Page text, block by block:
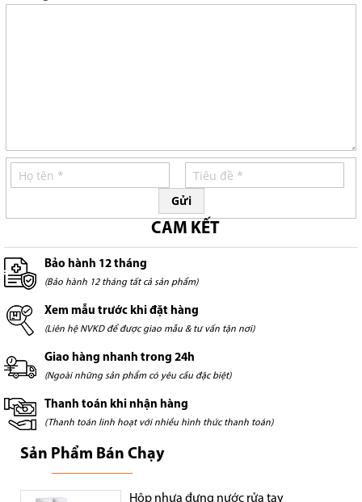
Gửi
CAM KẾT
Bảo hành 12 tháng
(Bảo hành 12 tháng tất cả sản phẩm)
Xem mẫu trước khi đặt hàng
(Liên hệ NVKD để được giao mẫu & tư vấn tận nơi)
Giao hàng nhanh trong 24h
(Ngoài những sản phẩm có yêu cầu đặc biệt)
Thanh toán khi nhận hàng
(Thanh toán linh hoạt với nhiều hình thức thanh toán)
Sản Phẩm Bán Chạy
Hộp nhựa đựng nước rửa tay